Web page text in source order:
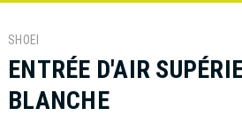
SHOEI
ENTRÉE D'AIR
BLANCHE